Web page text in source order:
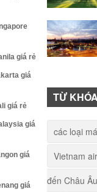
giá rẻ
giá
giá rẻ
giá
giá
giá
TỪ
các loại
Vietnam
đến Châu Âu